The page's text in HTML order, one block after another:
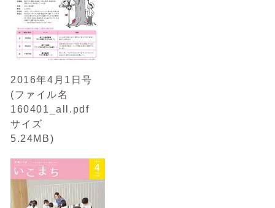
2016年4月1日号
(ファイル名
160401_all.pdf
サイズ
5.24MB)